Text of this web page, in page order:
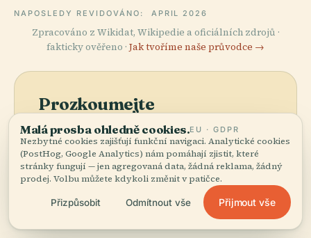
NAPOSLEDY REVIDOVÁNO: APRIL 2026
Zpracováno z Wikidat, Wikipedie a oficiálních zdrojů ·
fakticky ověřeno · Jak tvoříme naše průvodce →
Prozkoumejte
okolí
Podívejte se na
Misionářský Kostel na
mapě a objevte, co je
poblíž.
Zobrazit mapu
Malá prosba ohledně cookies.EU · GDPR
Nezbytné cookies zajišťují funkční navigaci. Analytické cookies
(PostHog, Google Analytics) nám pomáhají zjistit, které
stránky fungují — jen agregovaná data, žádná reklama, žádný
prodej. Volbu můžete kdykoli změnit v patičce.
Přizpůsobit Odmítnout vše Přijmout vše